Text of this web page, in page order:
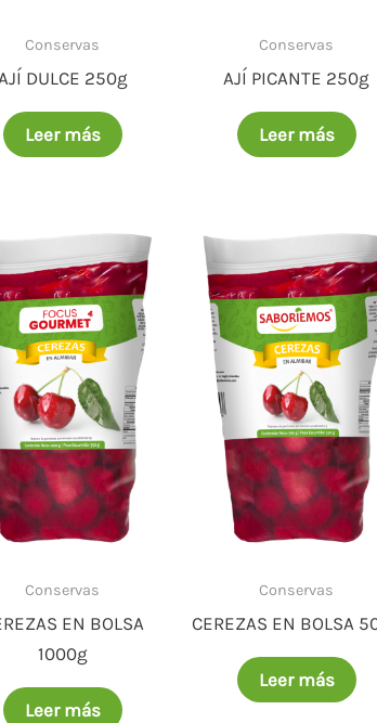
Conservas
DULCE 250g
Leer más
Conservas
AJÍ PICANTE 250g
Leer más
Conservas
EN BOLSA
1000g
Leer más
Conservas
CEREZAS EN BOLSA
Leer más